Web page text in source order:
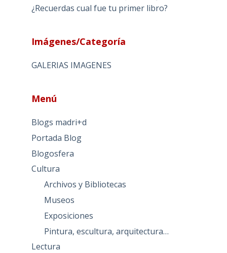
¿Recuerdas cual fue tu primer libro?
Imágenes/Categoría
GALERIAS IMAGENES
Menú
Blogs madri+d
Portada Blog
Blogosfera
Cultura
Archivos y Bibliotecas
Museos
Exposiciones
Pintura, escultura, arquitectura…
Lectura